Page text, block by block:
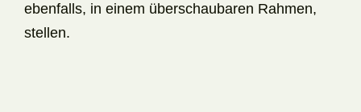
ebenfalls, in einem überschaubaren Rahmen,
stellen.